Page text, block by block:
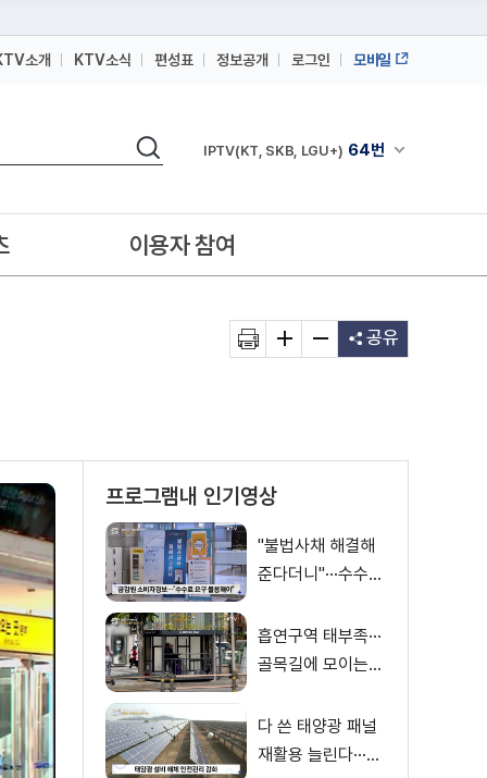
소개 KTV소식 편성표 정보공개 로그인 모바일
검색 채널안내 펼쳐
IPTV(KT, SKB, LGU+) 64번
IPTV(KT, SKB, LGU+)
이용자 참여
공유
프로그램내 인기영상
"불법사채 해결해
준다더니"···수수료
흡연구역 태부족···
골목길에 모이는
다 쓴 태양광 패널
재활용 늘린다···폐